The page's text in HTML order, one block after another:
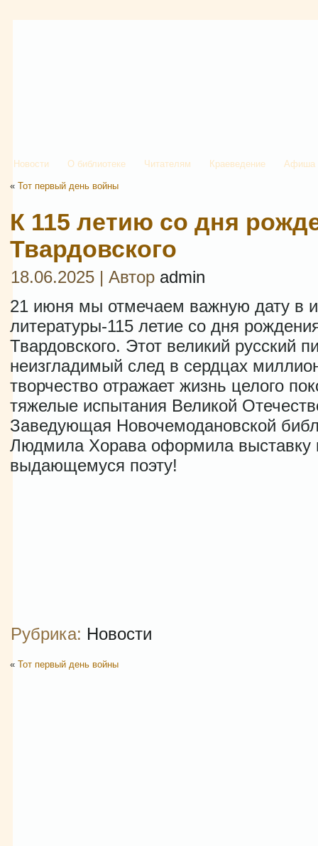
Новости О библиотеке Читателям Краеведение Афиша
« Тот первый день войны
К 115 летию со дня
Твардовского
18.06.2025 | Автор admin
21 июня мы отмечаем важную дату в
литературы-115 летие со дня
Твардовского. Этот великий русский
неизгладимый след в сердцах
творчество отражает жизнь целого
тяжелые испытания Великой
Заведующая Новочемодановской
Людмила Хорава оформила выставку
выдающемуся поэту!
Рубрика: Новости
« Тот первый день войны